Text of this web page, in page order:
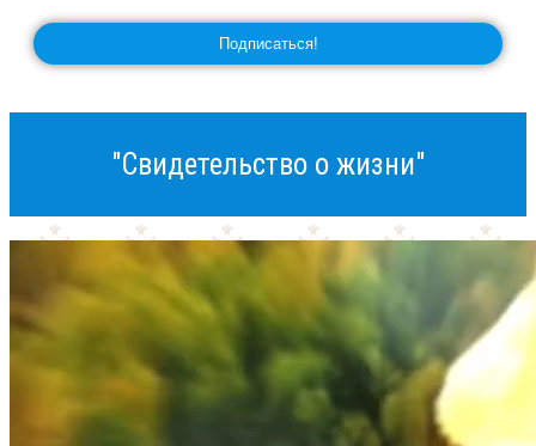
"Свидетельство о жизни"